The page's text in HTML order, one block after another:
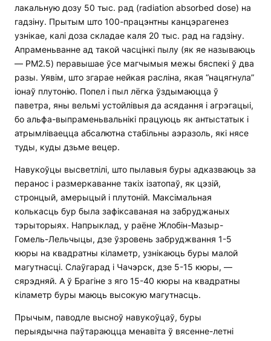
лакальную дозу 50 тыс. рад (radiation absorbed dose) на
гадзіну. Прытым што 100-працэнтны канцэрагенез
узнікае, калі доза складае каля 20 тыс. рад на гадзіну.
Апраменьванне ад такой часцінкі пылу (як яе называюць
— PM2.5) перавышае ўсе магчымыя межы бяспекі ў два
разы. Уявім, што згарае нейкая расліна, якая “нацягнула”
іонаў плутонію. Попел і пыл лёгка ўздымаюцца ў
паветра, яны вельмі устойлівыя да асядання і агрэгацыі,
бо альфа-выпраменьвальнікі працуюць як антыстатык і
атрымліваецца абсалютна стабільны аэразоль, які нясе
туды, куды дзьме вецер.
Навукоўцы высветлілі, што пылавыя буры адказваюць за
перанос і размеркаванне такіх ізатопаў, як цэзій,
стронцый, амерыцый і плутоній. Максімальная
колькасць бур была зафіксаваная на забруджаных
тэрыторыях. Напрыклад, у раёне Жлобін-Мазыр-
Гомель-Лельчыцы, дзе ўзровень забруджвання 1-5
кюры на квадратны кіламетр, узнікаюць буры малой
магутнасці. Слаўгарад і Чачэрск, дзе 5-15 кюры, —
сярэдняй. А ў Брагіне з яго 15-40 кюры на квадратны
кіламетр буры маюць высокую магутнасць.
Прычым, паводле высноў навукоўцаў, буры
перыядычна паўтараюцца менавіта ў вясенне-летні